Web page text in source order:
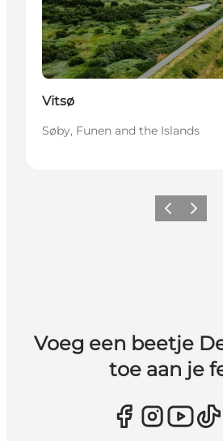
Vitsø
Søby, Funen and the Islands
Vorige
Voeg een beetje
toe aan je